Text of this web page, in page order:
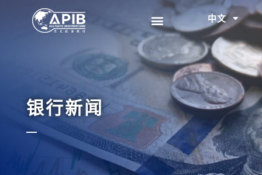
中文
EN
银行新闻